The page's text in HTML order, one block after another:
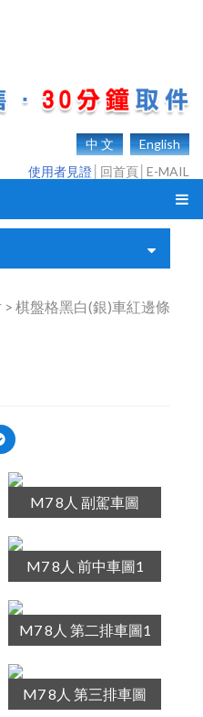
中 文
English
使用者見證 回首頁 E-MAIL
> 棋盤格黑白(銀)車紅邊條
M7 8人 副駕車圖
M7 8人 前中車圖1
M7 8人 第二排車圖1
M7 8人 第三排車圖